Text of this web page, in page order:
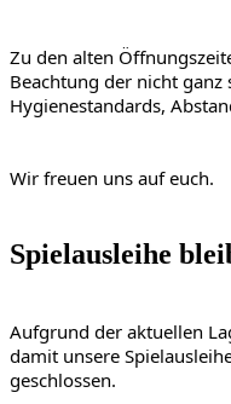
Zu den alten
Beachtung der nicht ganz
Hygienestandards,
Wir freuen uns auf euch.
Spielausleihe
Aufgrund der aktuellen
damit unsere
geschlossen.